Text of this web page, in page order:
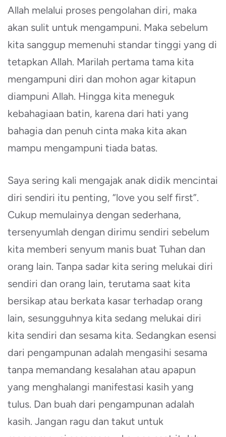
Allah melalui proses pengolahan diri, maka
akan sulit untuk mengampuni. Maka sebelum
kita sanggup memenuhi standar tinggi yang di
tetapkan Allah. Marilah pertama tama kita
mengampuni diri dan mohon agar kitapun
diampuni Allah. Hingga kita meneguk
kebahagiaan batin, karena dari hati yang
bahagia dan penuh cinta maka kita akan
mampu mengampuni tiada batas.
Saya sering kali mengajak anak didik mencintai
diri sendiri itu penting, “love you self first”.
Cukup memulainya dengan sederhana,
tersenyumlah dengan dirimu sendiri sebelum
kita memberi senyum manis buat Tuhan dan
orang lain. Tanpa sadar kita sering melukai diri
sendiri dan orang lain, terutama saat kita
bersikap atau berkata kasar terhadap orang
lain, sesungguhnya kita sedang melukai diri
kita sendiri dan sesama kita. Sedangkan esensi
dari pengampunan adalah mengasihi sesama
tanpa memandang kesalahan atau apapun
yang menghalangi manifestasi kasih yang
tulus. Dan buah dari pengampunan adalah
kasih. Jangan ragu dan takut untuk